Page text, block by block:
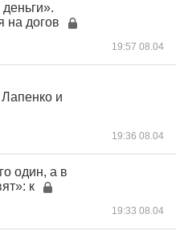
на догов
19:57 08.04
и
19:36 08.04
один, а в
к
19:33 08.04